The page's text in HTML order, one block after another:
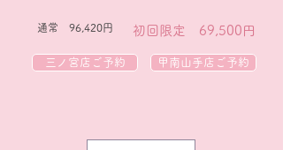
通常 96,420円 初回限定 69,500円
甲南山手店ご予約
三ノ宮店ご予約